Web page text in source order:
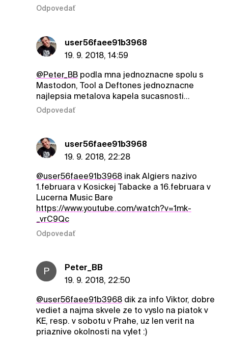
Odpovedať
user56faee91b3968
19. 9. 2018, 14:59
@Peter_BBpodla mna jednoznacne spolu s
Mastodon, Tool a Deftones jednoznacne
najlepsia metalova kapela sucasnosti...
Odpovedať
user56faee91b3968
19. 9. 2018, 22:28
@user56faee91b3968inak Algiers nazivo
1.februara v Kosickej Tabacke a 16.februara v
Lucerna Music Bare
https://www.youtube.com/watch?v=1mk-
_vrC9Qc
Odpovedať
P
Peter_BB
19. 9. 2018, 22:50
@user56faee91b3968dik za info Viktor, dobre
vediet a najma skvele ze to vyslo na piatok v
KE, resp. v sobotu v Prahe, uz len verit na
priaznive okolnosti na vylet :)